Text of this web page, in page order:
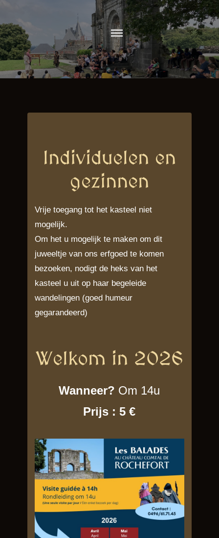
to
content
CHATEAU
COMTAL DE
ROCHEFORT
Individuelen en
gezinnen
Vrije toegang tot het kasteel niet
mogelijk.
Om het u mogelijk te maken om dit
juweeltje van ons erfgoed te komen
bezoeken, nodigt de heks van het
kasteel u uit op haar begeleide
wandelingen (goed humeur
gegarandeerd)
Welkom in 2026
Wanneer? Om 14u
Prijs : 5 €